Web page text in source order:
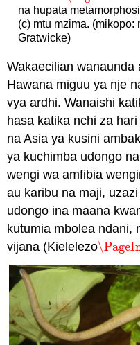
na hupata
(c) mtu mzima.
Gratwicke)
Wakaecilian wanaunda
Hawana miguu ya nje
vya ardhi. Wanaishi
hasa katika nchi za
na Asia ya kusini
ya kuchimba udongo
wengi wa amfibia
au karibu na maji,
udongo ina maana
kutumia mbolea ndani,
vijana (Kielelezo